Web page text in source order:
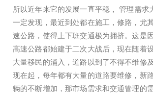
所以近年来它的发展一直平稳， 管理需求
一定发现，最近到处都在施工，修路，尤
速公路，使得上下班交通极为拥挤。这是
高速公路都始建于二次大战后，现在随着
大量移民的涌入，道路以到了不得不维修
现在起，每年都有大量的道路要维修，新
辆的不断增加，那市场需求和交通管理的